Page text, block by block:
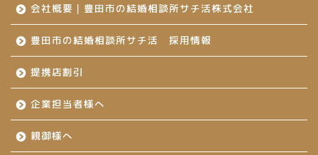
会社概要｜豊田市の結婚相談所サチ活株式会社
豊田市の結婚相談所サチ活 採用情報
提携店割引
企業担当者様へ
親御様へ